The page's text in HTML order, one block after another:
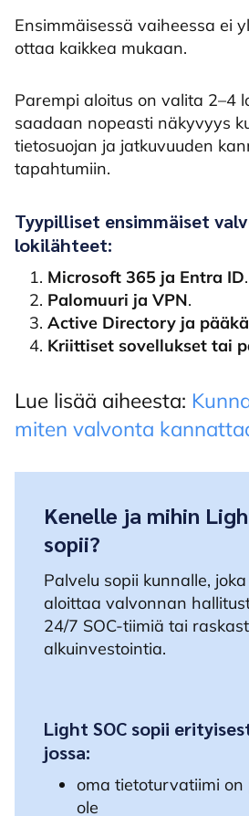
Ensimmäisessä vaiheessa ei
ottaa kaikkea mukaan.
Parempi aloitus on valita 2–4
saadaan nopeasti näkyvyys
tietosuojan ja jatkuvuuden
tapahtumiin.
Tyypilliset ensimmäiset
lokilähteet:
Microsoft 365 ja Entra ID.
Palomuuri ja VPN.
Active Directory ja
Kriittiset sovellukset tai
Lue lisää aiheesta:
miten valvonta
Kenelle ja mihin
sopii?
Palvelu sopii kunnalle,
aloittaa valvonnan
24/7 SOC-tiimiä tai
alkuinvestointia.
Light SOC sopii
jossa:
oma tietoturvatiimi on
ole